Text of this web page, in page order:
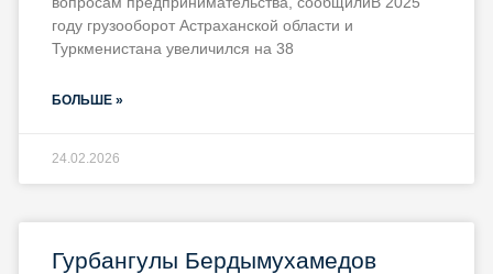
году грузооборот Астраханской области и
Туркменистана увеличился на 38
БОЛЬШЕ »
24.02.2026
Гурбангулы Бердымухамедов